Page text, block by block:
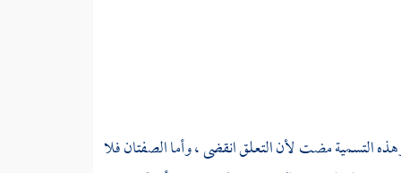
التسمية مضت لأن التعلق انقضى ، وأما الصفتان فلا